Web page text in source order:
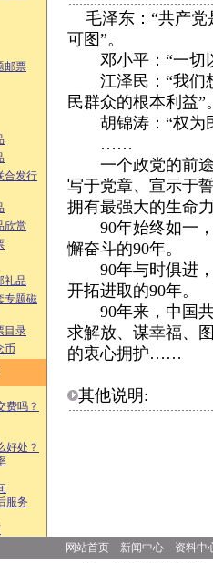
邮票
合发行
欣赏
礼品
专题磁
目录
币
费吗？
好处？
服务
毛泽东：“共产党
可图”。
邓小平：“一切以
江泽民：“我们想
民群众的根本利益”
胡锦涛：“权为民
……
一个政党的前途
写于党章、宣示于
拥有最强大的生命
90年始终如一，
懈奋斗的90年。
90年与时俱进，
开拓进取的90年。
90年来，中国共
求解放、谋幸福、
的衷心拥护……
其他说明:
网站首页 新闻中心
资料中